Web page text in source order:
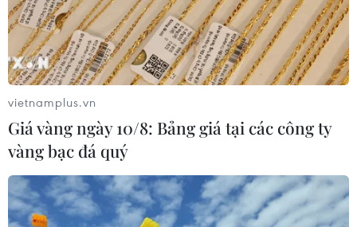
Chọn đúng đầu tàu: Danh mục
doanh nghiệp nhà nước mạnh và bài
toán giao nhiệm vụ
06/08/2026 00:56
Quy định chi tiết về thủ tục cấp phép
thành lập Sở giao dịch hàng hóa
05/08/2026 14:59
vietnamplus.vn
Giá vàng ngày 10/8: Bảng giá tại các công ty
vàng bạc đá quý